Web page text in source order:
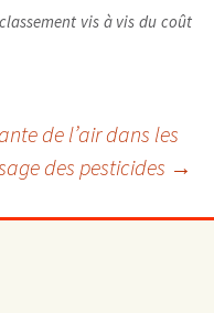
vis à vis du coût
de l’air dans les
des pesticides →